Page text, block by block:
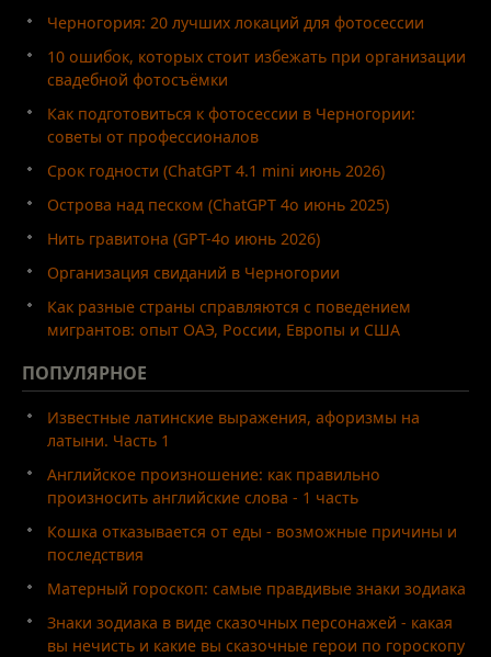
Черногория: 20 лучших локаций для фотосессии
10 ошибок, которых стоит избежать при организации
свадебной фотосъёмки
Как подготовиться к фотосессии в Черногории:
советы от профессионалов
Срок годности (ChatGPT 4.1 mini июнь 2026)
Острова над песком (ChatGPT 4o июнь 2025)
Нить гравитона (GPT-4o июнь 2026)
Организация свиданий в Черногории
Как разные страны справляются с поведением
мигрантов: опыт ОАЭ, России, Европы и США
ПОПУЛЯРНОЕ
Известные латинские выражения, афоризмы на
латыни. Часть 1
Английское произношение: как правильно
произносить английские слова - 1 часть
Кошка отказывается от еды - возможные причины и
последствия
Матерный гороскоп: самые правдивые знаки зодиака
Знаки зодиака в виде сказочных персонажей - какая
вы нечисть и какие вы сказочные герои по гороскопу